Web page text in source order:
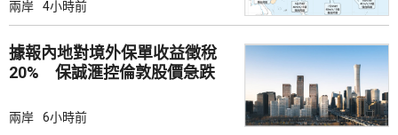
兩岸 4小時前
據報內地對境外保單收益徵稅
20% 保誠滙控倫敦股價急跌
兩岸 6小時前